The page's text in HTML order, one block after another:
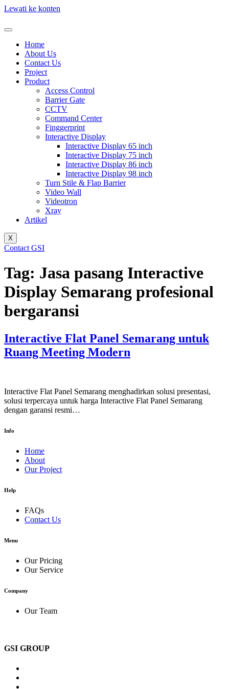
Lewati ke konten
Home
About Us
Contact Us
Project
Product
Access Control
Barrier Gate
CCTV
Command Center
Finggerprint
Interactive Display
Interactive Display 65 inch
Interactive Display 75 inch
Interactive Display 86 inch
Interactive Display 98 inch
Turn Stile & Flap Barrier
Video Wall
Videotron
Xray
Artikel
X
Contact GSI
Tag: Jasa pasang Interactive
Display Semarang profesional
bergaransi
Interactive Flat Panel Semarang untuk
Ruang Meeting Modern
Interactive Flat Panel Semarang menghadirkan solusi presentasi,
solusi terpercaya untuk harga Interactive Flat Panel Semarang
dengan garansi resmi…
Info
Home
About
Our Project
Help
FAQs
Contact Us
Menu
Our Pricing
Our Service
Company
Our Team
GSI GROUP